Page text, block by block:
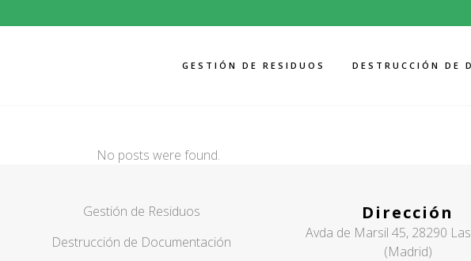
GESTIÓN DE RESIDUOS DESTRUCCIÓN DE
No posts were found.
Gestión de Residuos
Destrucción de Documentación
Dirección
Avda de Marsil 45, 28290
(Madrid)